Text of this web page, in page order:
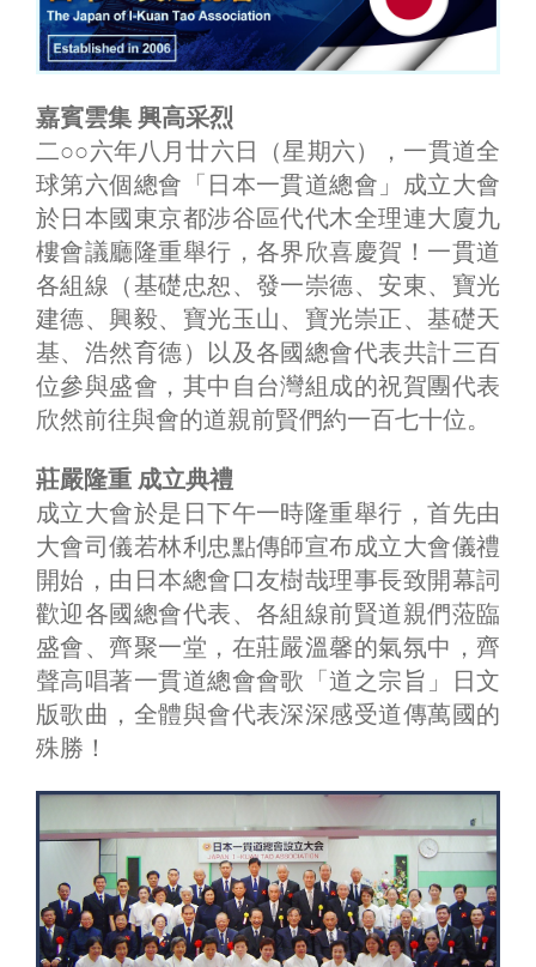
嘉賓雲集 興高采烈
二○○六年八月廿六日（星期六），一貫道全
球第六個總會「日本一貫道總會」成立大會
於日本國東京都涉谷區代代木全理連大廈九
樓會議廳隆重舉行，各界欣喜慶賀！一貫道
各組線（基礎忠恕、發一崇德、安東、寶光
建德、興毅、寶光玉山、寶光崇正、基礎天
基、浩然育德）以及各國總會代表共計三百
位參與盛會，其中自台灣組成的祝賀團代表
欣然前往與會的道親前賢們約一百七十位。
莊嚴隆重 成立典禮
成立大會於是日下午一時隆重舉行，首先由
大會司儀若林利忠點傳師宣布成立大會儀禮
開始，由日本總會口友樹哉理事長致開幕詞
歡迎各國總會代表、各組線前賢道親們蒞臨
盛會、齊聚一堂，在莊嚴溫馨的氣氛中，齊
聲高唱著一貫道總會會歌「道之宗旨」日文
版歌曲，全體與會代表深深感受道傳萬國的
殊勝！